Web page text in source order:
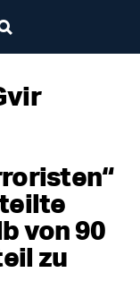
von 90
zu